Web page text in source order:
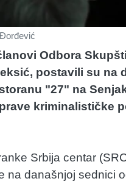
Odbora
postavili su na
"27" na
kriminalističke
Srbija centar
na današnjoj sednici